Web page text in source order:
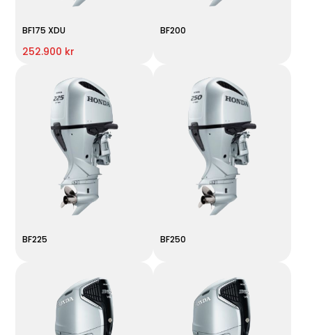
BF175 XDU
252.900 kr
BF200
BF225 BF250